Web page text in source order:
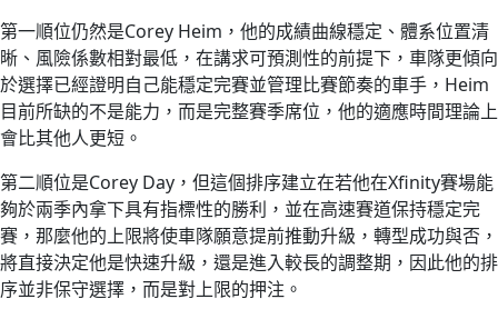
第一順位仍然是Corey Heim，他的成績曲線穩定、體系位置清
晰、風險係數相對最低，在講求可預測性的前提下，車隊更傾向
於選擇已經證明自己能穩定完賽並管理比賽節奏的車手，Heim
目前所缺的不是能力，而是完整賽季席位，他的適應時間理論上
會比其他人更短。
第二順位是Corey Day，但這個排序建立在若他在Xfinity賽場能
夠於兩季內拿下具有指標性的勝利，並在高速賽道保持穩定完
賽，那麼他的上限將使車隊願意提前推動升級，轉型成功與否，
將直接決定他是快速升級，還是進入較長的調整期，因此他的排
序並非保守選擇，而是對上限的押注。